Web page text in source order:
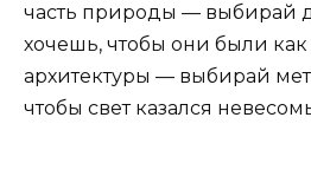
часть природы — выбирай
хочешь, чтобы они были как
архитектуры — выбирай
чтобы свет казался